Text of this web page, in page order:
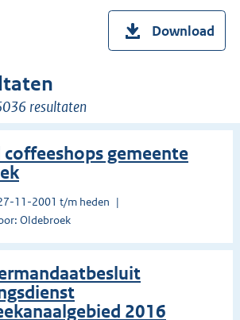
Download
resultaten
gemeente
11-2001 t/m heden
Oldebroek
2016